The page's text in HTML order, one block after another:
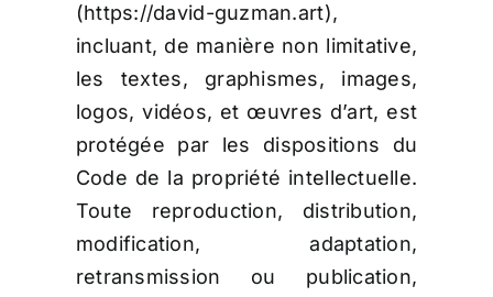
(https://david-guzman.art),
incluant, de manière non limitative,
les textes, graphismes, images,
logos, vidéos, et œuvres d’art, est
protégée par les dispositions du
Code de la propriété intellectuelle.
Toute reproduction, distribution,
modification, adaptation,
retransmission ou publication,